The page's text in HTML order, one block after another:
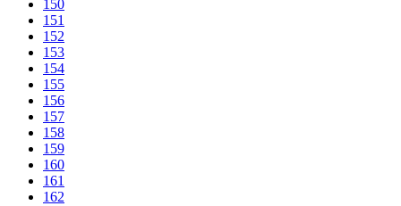
150
151
152
153
154
155
156
157
158
159
160
161
162